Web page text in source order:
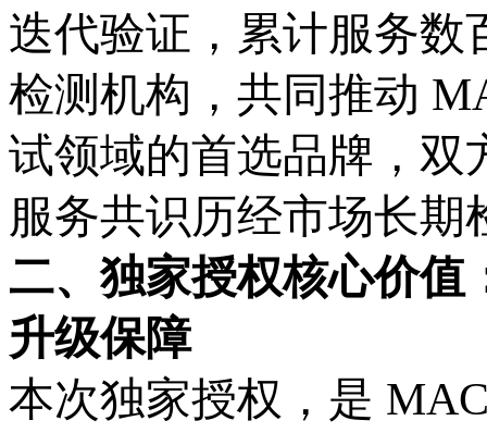
迭代验证，累计服务数
检测机构，共同推动
试领域的首选品牌，双
服务共识历经市场长期
二、独家授权核心价值
升级保障
本次独家授权，是